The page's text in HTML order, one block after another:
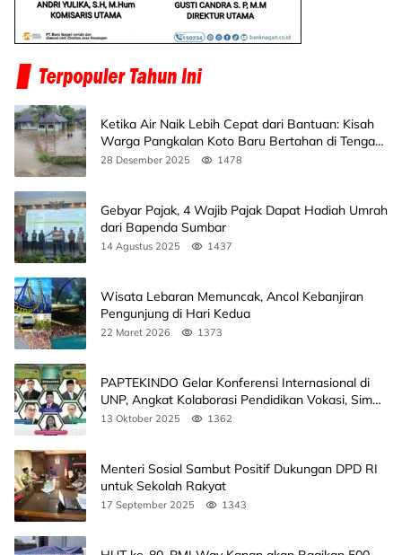
Ketika Air Naik Lebih Cepat dari Bantuan: Kisah
Warga Pangkalan Koto Baru Bertahan di Tengah
Banjir
28 Desember 2025 1478
Gebyar Pajak, 4 Wajib Pajak Dapat Hadiah Umrah
dari Bapenda Sumbar
14 Agustus 2025 1437
Wisata Lebaran Memuncak, Ancol Kebanjiran
Pengunjung di Hari Kedua
22 Maret 2026 1373
PAPTEKINDO Gelar Konferensi Internasional di
UNP, Angkat Kolaborasi Pendidikan Vokasi, Simak
Agendanya
13 Oktober 2025 1362
Menteri Sosial Sambut Positif Dukungan DPD RI
untuk Sekolah Rakyat
17 September 2025 1343